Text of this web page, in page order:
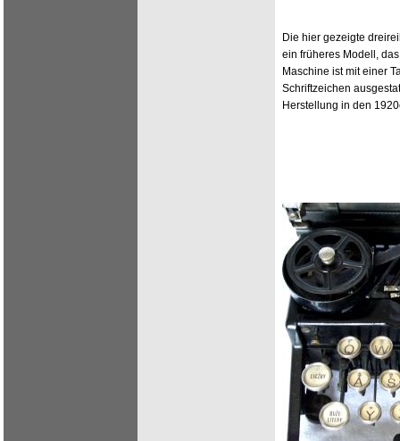
Die hier gezeigte
ein früheres Modell,
Maschine ist mit einer
Schriftzeichen
Herstellung in den